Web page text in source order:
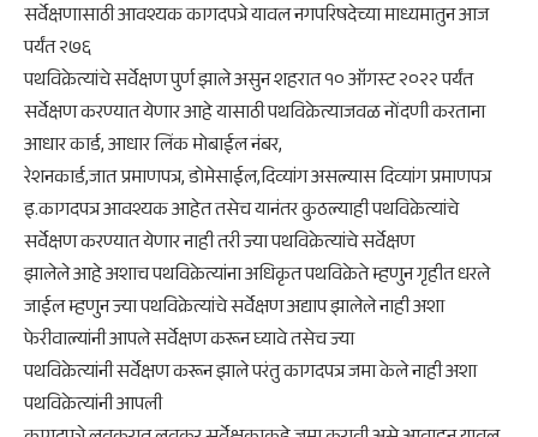
सर्वेक्षणासाठी आवश्यक कागदपत्रे यावल नगपरिषदेच्या माध्यमातुन आज
पर्यंत २७६
पथविक्रेत्यांचे सर्वेक्षण पुर्ण झाले असुन शहरात १० ऑगस्ट २०२२ पर्यंत
सर्वेक्षण करण्यात येणार आहे यासाठी पथविक्रेत्याजवळ नोंदणी करताना
आधार कार्ड, आधार लिंक मोबाईल नंबर,
रेशनकार्ड,जात प्रमाणपत्र, डोमेसाईल,दिव्यांग असल्यास दिव्यांग प्रमाणपत्र
इ.कागदपत्र आवश्यक आहेत तसेच यानंतर कुठल्याही पथविक्रेत्यांचे
सर्वेक्षण करण्यात येणार नाही तरी ज्या पथविक्रेत्यांचे सर्वेक्षण
झालेले आहे अशाच पथविक्रेत्यांना अधिकृत पथविक्रेते म्हणुन गृहीत धरले
जाईल म्हणुन ज्या पथविक्रेत्यांचे सर्वेक्षण अद्याप झालेले नाही अशा
फेरीवाल्यांनी आपले सर्वेक्षण करून घ्यावे तसेच ज्या
पथविक्रेत्यांनी सर्वेक्षण करून झाले परंतु कागदपत्र जमा केले नाही अशा
पथविक्रेत्यांनी आपली